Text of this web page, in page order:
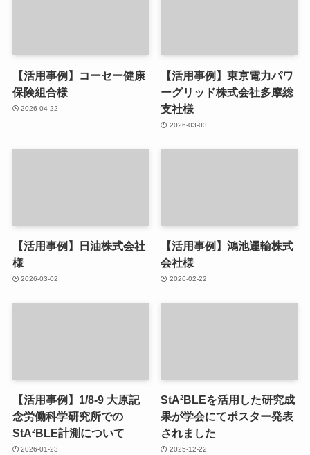
【活用事例】コーセー健康
保険組合様
2026-04-22
【活用事例】東京電力パワ
ーグリッド株式会社多摩総
支社様
2026-03-03
【活用事例】日油株式会社
様
2026-03-02
【活用事例】鴻池運輸株式
会社様
2026-02-22
【活用事例】1/8-9 大原記
念労働科学研究所での
StA²BLE計測について
2026-01-23
StA²BLEを活用した研究成
果が学会にてポスター発表
されました
2025-12-22